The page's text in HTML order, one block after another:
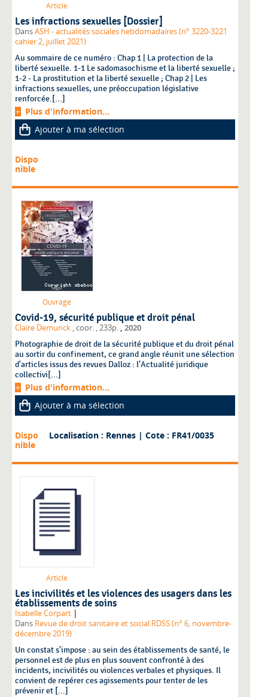
Article
Les infractions sexuelles [Dossier]
DansASH - actualités sociales hebdomadaires (n° 3220-3221
cahier 2, juillet 2021)
Au sommaire de ce numéro : Chap 1 | La protection de la
liberté sexuelle. 1-1 Le sadomasochisme et la liberté sexuelle ;
1-2 - La prostitution et la liberté sexuelle ; Chap 2 | Les
infractions sexuelles, une préoccupation législative
renforcée.[...]
Plus d'information...
Ajouter à ma sélection
Dispo
nible
Ouvrage
Covid-19, sécurité publique et droit pénal
Claire Demunck , coor. , 233p. , 2020
Photographie de droit de la sécurité publique et du droit pénal
au sortir du confinement, ce grand angle réunit une sélection
d'articles issus des revues Dalloz : l'Actualité juridique
collectivi[...]
Plus d'information...
Ajouter à ma sélection
Dispo
nible
Localisation : Rennes | Cote : FR41/0035
Article
Les incivilités et les violences des usagers dans les
établissements de soins
Isabelle Corpart |
Dans Revue de droit sanitaire et social RDSS (n° 6, novembre-
décembre 2019)
Un constat s'impose : au sein des établissements de santé, le
personnel est de plus en plus souvent confronté à des
incidents, incivilités ou violences verbales et physiques. Il
convient de repérer ces agissements pour tenter de les
prévenir et [...]